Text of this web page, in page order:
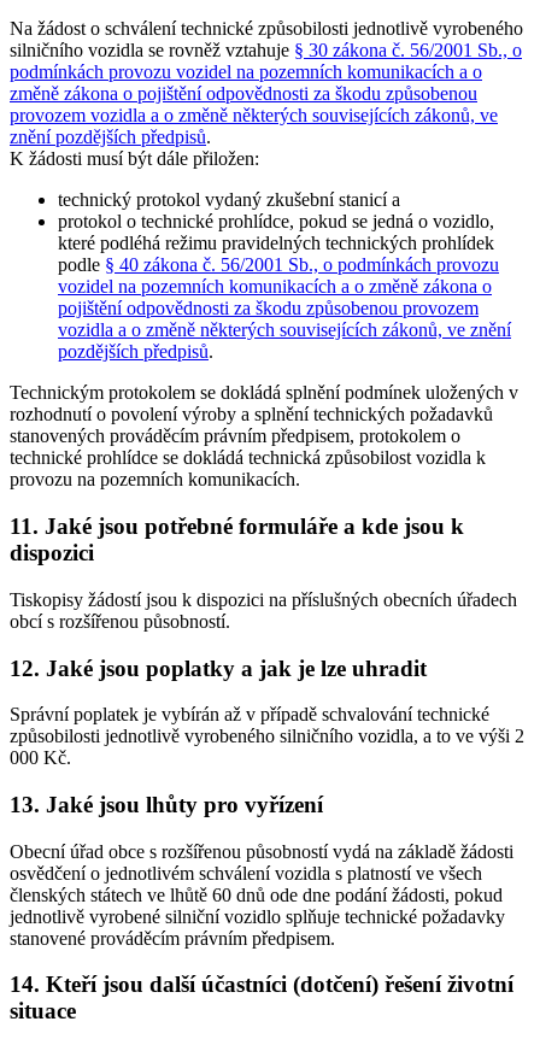
Na žádost o schválení technické způsobilosti jednotlivě vyrobeného
silničního vozidla se rovněž vztahuje § 30 zákona č. 56/2001 Sb., o
podmínkách provozu vozidel na pozemních komunikacích a o
změně zákona o pojištění odpovědnosti za škodu způsobenou
provozem vozidla a o změně některých souvisejících zákonů, ve
znění pozdějších předpisů.
K žádosti musí být dále přiložen:
technický protokol vydaný zkušební stanicí a
protokol o technické prohlídce, pokud se jedná o vozidlo,
které podléhá režimu pravidelných technických prohlídek
podle § 40 zákona č. 56/2001 Sb., o podmínkách provozu
vozidel na pozemních komunikacích a o změně zákona o
pojištění odpovědnosti za škodu způsobenou provozem
vozidla a o změně některých souvisejících zákonů, ve znění
pozdějších předpisů.
Technickým protokolem se dokládá splnění podmínek uložených v
rozhodnutí o povolení výroby a splnění technických požadavků
stanovených prováděcím právním předpisem, protokolem o
technické prohlídce se dokládá technická způsobilost vozidla k
provozu na pozemních komunikacích.
11. Jaké jsou potřebné formuláře a kde jsou k
dispozici
Tiskopisy žádostí jsou k dispozici na příslušných obecních úřadech
obcí s rozšířenou působností.
12. Jaké jsou poplatky a jak je lze uhradit
Správní poplatek je vybírán až v případě schvalování technické
způsobilosti jednotlivě vyrobeného silničního vozidla, a to ve výši 2
000 Kč.
13. Jaké jsou lhůty pro vyřízení
Obecní úřad obce s rozšířenou působností vydá na základě žádosti
osvědčení o jednotlivém schválení vozidla s platností ve všech
členských státech ve lhůtě 60 dnů ode dne podání žádosti, pokud
jednotlivě vyrobené silniční vozidlo splňuje technické požadavky
stanovené prováděcím právním předpisem.
14. Kteří jsou další účastníci (dotčení) řešení životní
situace